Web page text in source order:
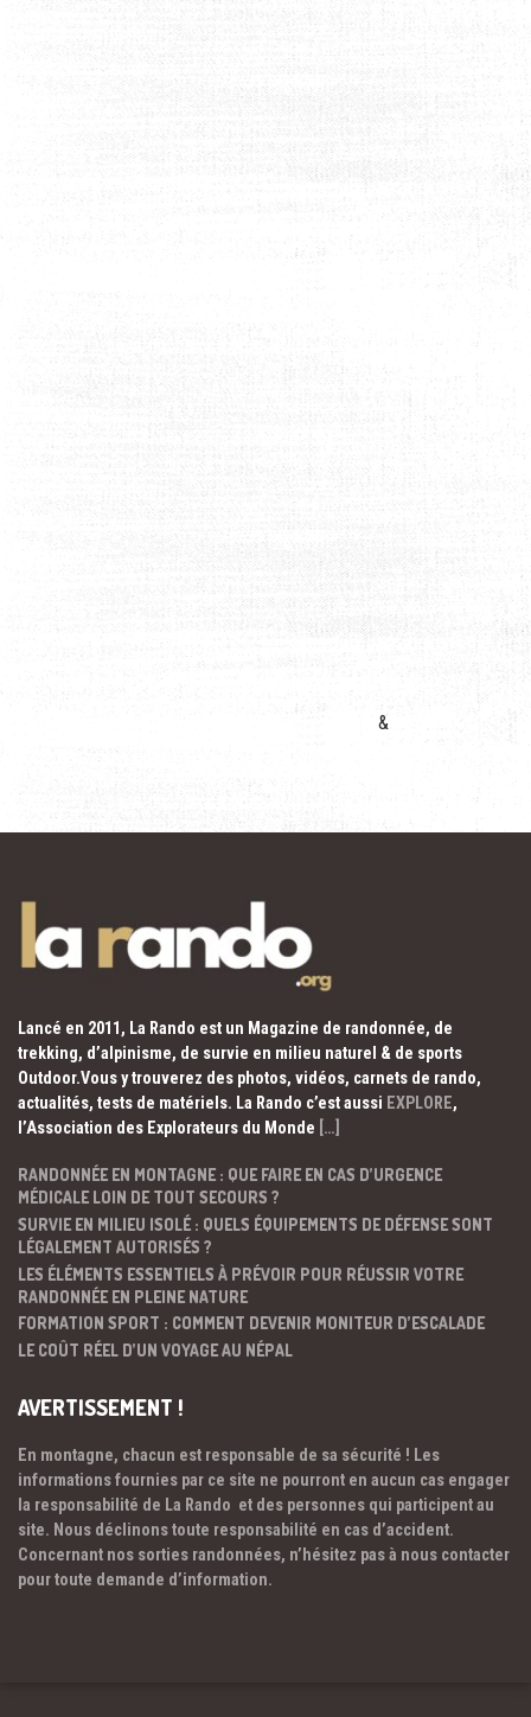
&
Lancé en 2011, La Rando est un Magazine de randonnée, de
trekking, d’alpinisme, de survie en milieu naturel & de sports
Outdoor.Vous y trouverez des photos, vidéos, carnets de rando,
actualités, tests de matériels. La Rando c’est aussi EXPLORE,
l’Association des Explorateurs du Monde […]
RANDONNÉE EN MONTAGNE : QUE FAIRE EN CAS D’URGENCE
MÉDICALE LOIN DE TOUT SECOURS ?
SURVIE EN MILIEU ISOLÉ : QUELS ÉQUIPEMENTS DE DÉFENSE SONT
LÉGALEMENT AUTORISÉS ?
LES ÉLÉMENTS ESSENTIELS À PRÉVOIR POUR RÉUSSIR VOTRE
RANDONNÉE EN PLEINE NATURE
FORMATION SPORT : COMMENT DEVENIR MONITEUR D’ESCALADE
LE COÛT RÉEL D’UN VOYAGE AU NÉPAL
AVERTISSEMENT !
En montagne, chacun est responsable de sa sécurité ! Les
informations fournies par ce site ne pourront en aucun cas engager
la responsabilité de La Rando et des personnes qui participent au
site. Nous déclinons toute responsabilité en cas d’accident.
Concernant nos sorties randonnées, n’hésitez pas à nous contacter
pour toute demande d’information.